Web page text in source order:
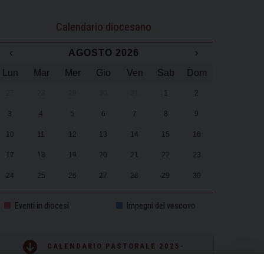
Calendario diocesano
‹ AGOSTO 2026
›
Lun
Mar Mer Gio Ven Sab Dom
1 2
3 4 5 6 7 8 9
10 11 12 13 14 15 16
17 18 19 20 21 22 23
24 25 26 27 28 29 30
31 1 2 3 4 5 6
Eventi in diocesi Impegni del vescovo
CALENDARIO PASTORALE 2025-